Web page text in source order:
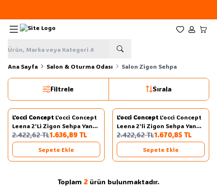
Favorilerim
Hesabım
Ana Sayfa Salon & Oturma Odası Salon Zigon Sehpa
Filtrele Sırala
Yeni
%32
Favorilere Ekle
2
L'occi Concept L'occi Concept
Leena 2'Li Zigon Sehpa Yan
Sehpa Metal Ayaklı Beyaz
LA7-W
2.422,62TL1.636,89 TL
Sepete Ekle
Yeni
%31
Favorilere Ekle
2
L'occi Concept L'occi Concept
Leena 2'li Zigon Sehpa Yan
Sehpa Metal Ayaklı Sepet
LA7-S
2.422,62TL1.670,85 TL
Sepete Ekle
Toplam 2 ürün bulunmaktadır.